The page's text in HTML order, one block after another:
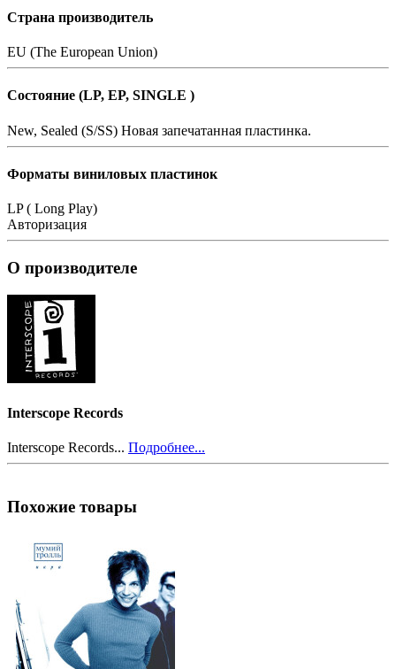
Страна производитель
EU (The European Union)
Состояние (LP, EP, SINGLE )
New, Sealed (S/SS) Новая запечатанная пластинка.
Форматы виниловых пластинок
LP ( Long Play)
Авторизация
О производителе
Interscope Records
Interscope Records... Подробнее...
Похожие товары